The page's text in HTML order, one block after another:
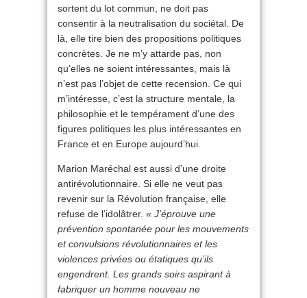
sortent du lot commun, ne doit pas
consentir à la neutralisation du sociétal. De
là, elle tire bien des propositions politiques
concrètes. Je ne m’y attarde pas, non
qu’elles ne soient intéressantes, mais là
n’est pas l’objet de cette recension. Ce qui
m’intéresse, c’est la structure mentale, la
philosophie et le tempérament d’une des
figures politiques les plus intéressantes en
France et en Europe aujourd’hui.
Marion Maréchal est aussi d’une droite
antirévolutionnaire. Si elle ne veut pas
revenir sur la Révolution française, elle
refuse de l’idolâtrer. « J’éprouve une
prévention spontanée pour les mouvements
et convulsions révolutionnaires et les
violences privées ou étatiques qu’ils
engendrent. Les grands soirs aspirant à
fabriquer un homme nouveau ne